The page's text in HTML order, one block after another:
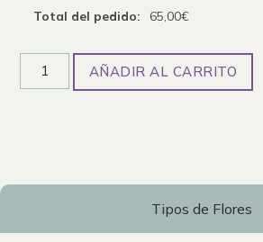
Total del pedido: 65,00€
AÑADIR AL CARRITO
Tipos de Flores